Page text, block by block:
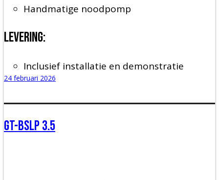
Handmatige noodpomp
Levering:
Inclusief installatie en demonstratie
24 februari 2026
GT-BSLP 3.5